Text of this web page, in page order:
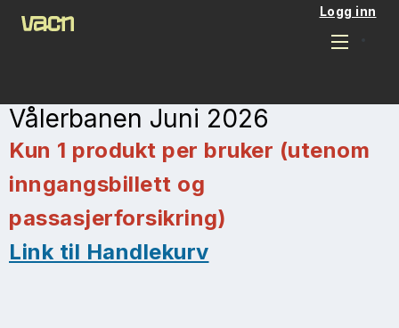
Logg inn
Vålerbanen Juni 2026
Kun 1 produkt per bruker (utenom
inngangsbillett og
passasjerforsikring)
Link til Handlekurv